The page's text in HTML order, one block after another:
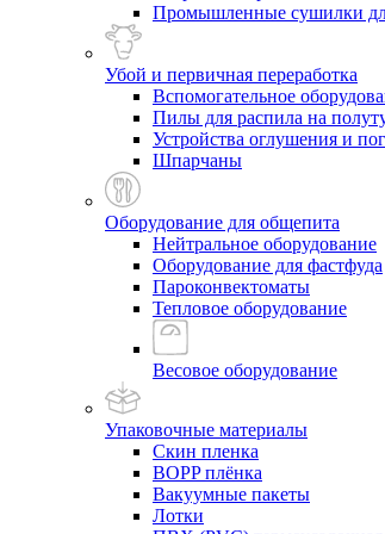
Промышленные сушилки
Убой и первичная переработка
Вспомогательное
Пилы для распила на
Устройства оглушения и
Шпарчаны
Оборудование для общепита
Нейтральное оборудование
Оборудование для фастфуда
Пароконвектоматы
Тепловое оборудование
Весовое оборудование
Упаковочные материалы
Скин пленка
BOPP плёнка
Вакуумные пакеты
Лотки